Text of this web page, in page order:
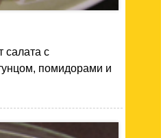
салата с
помидорами и